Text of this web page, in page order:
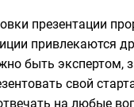
презентации
привлекаются
быть экспертом,
свой
на любые